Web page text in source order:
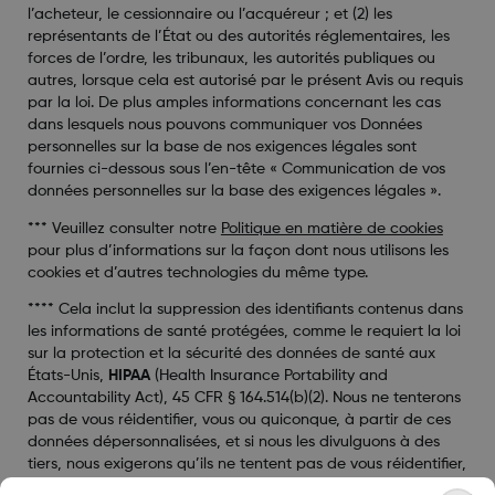
l’acheteur, le cessionnaire ou l’acquéreur ; et (2) les
représentants de l’État ou des autorités réglementaires, les
forces de l’ordre, les tribunaux, les autorités publiques ou
autres, lorsque cela est autorisé par le présent Avis ou requis
par la loi. De plus amples informations concernant les cas
dans lesquels nous pouvons communiquer vos Données
personnelles sur la base de nos exigences légales sont
fournies ci-dessous sous l’en-tête « Communication de vos
données personnelles sur la base des exigences légales ».
*** Veuillez consulter notre Politique en matière de cookies
pour plus d’informations sur la façon dont nous utilisons les
cookies et d’autres technologies du même type.
**** Cela inclut la suppression des identifiants contenus dans
les informations de santé protégées, comme le requiert la loi
sur la protection et la sécurité des données de santé aux
États-Unis, HIPAA(Health Insurance Portability and
Accountability Act), 45 CFR § 164.514(b)(2). Nous ne tenterons
pas de vous réidentifier, vous ou quiconque, à partir de ces
données dépersonnalisées, et si nous les divulguons à des
tiers, nous exigerons qu’ils ne tentent pas de vous réidentifier,
vous ou quiconque, à partir des données dépersonnalisées.